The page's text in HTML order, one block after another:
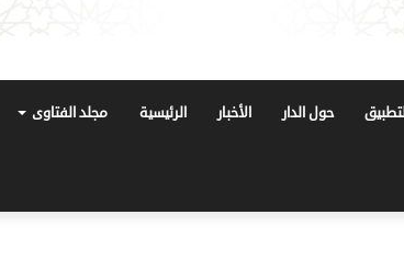
حول الدار الأخبار الرئيسية مجلد الفتاوى